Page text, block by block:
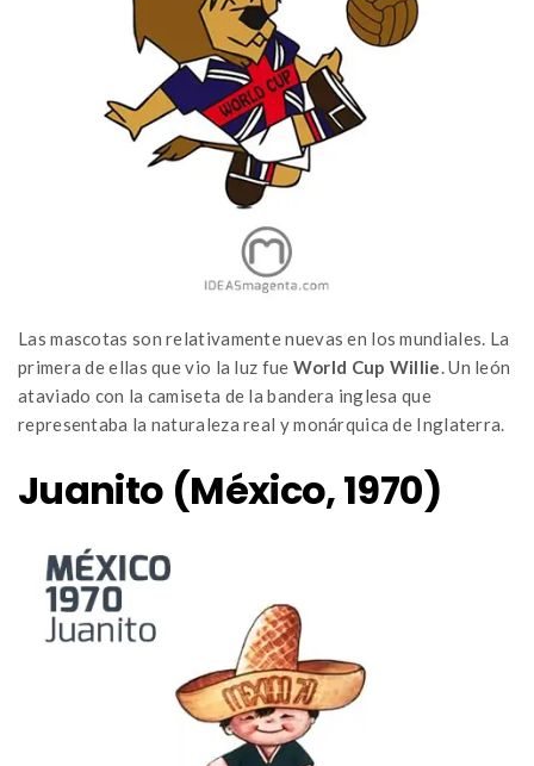
Las mascotas son relativamente nuevas en los mundiales. La
primera de ellas que vio la luz fue World Cup Willie. Un león
ataviado con la camiseta de la bandera inglesa que
representaba la naturaleza real y monárquica de Inglaterra.
Juanito (México, 1970)